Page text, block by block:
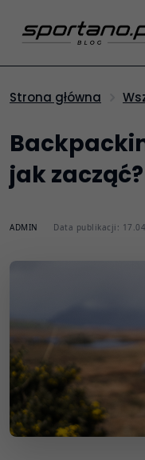
Strona główna
jak zacząć?
ADMIN Data publikacji: